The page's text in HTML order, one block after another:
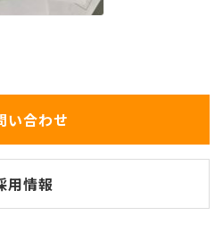
い合わせ
用情報